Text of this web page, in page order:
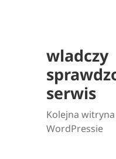
wladczy
serwis
Kolejna
WordPressie